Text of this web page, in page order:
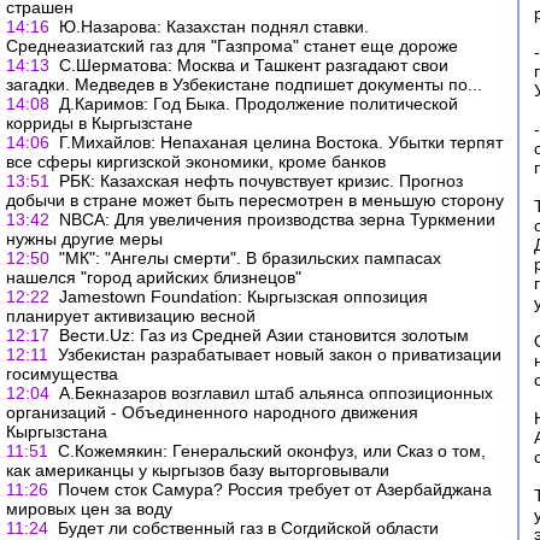
страшен
14:16 Ю.Назарова: Казахстан поднял ставки.
Среднеазиатский газ для "Газпрома" станет еще дороже
14:13 С.Шерматова: Москва и Ташкент разгадают свои
загадки. Медведев в Узбекистане подпишет документы по...
14:08 Д.Каримов: Год Быка. Продолжение политической
корриды в Кыргызстане
14:06 Г.Михайлов: Непаханая целина Востока. Убытки терпят
все сферы киргизской экономики, кроме банков
13:51
РБК: Казахская нефть почувствует кризис. Прогноз
добычи в стране может быть пересмотрен в меньшую сторону
13:42
NBCA: Для увеличения производства зерна Туркмении
нужны другие меры
12:50 "МК": "Ангелы смерти". В бразильских пампасах
нашелся "город арийских близнецов"
12:22 Jamestown Foundation: Кыргызская оппозиция
планирует активизацию весной
12:17
Вести.Uz: Газ из Средней Азии становится золотым
12:11
Узбекистан разрабатывает новый закон о приватизации
госимущества
12:04 А.Бекназаров возглавил штаб альянса оппозиционных
организаций - Объединенного народного движения
Кыргызстана
11:51
С.Кожемякин: Генеральский оконфуз, или Сказ о том,
как американцы у кыргызов базу выторговывали
11:26 Почем сток Самура? Россия требует от Азербайджана
мировых цен за воду
11:24 Будет ли собственный газ в Согдийской области